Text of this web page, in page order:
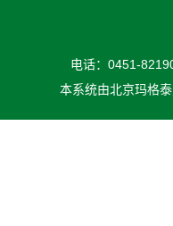
电话：0451-
本系统由北京玛格